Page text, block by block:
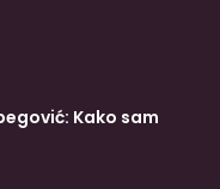
Kako sam